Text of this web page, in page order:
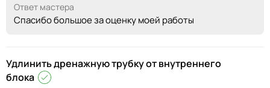
Ответ мастера
Спасибо большое за оценку моей работы
Удлинить дренажную трубку от внутреннего
блока